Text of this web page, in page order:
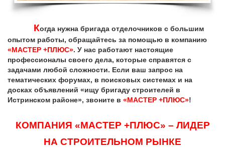
Когда нужна бригада отделочников с большим
опытом работы, обращайтесь за помощью в компанию
«МАСТЕР +ПЛЮС». У нас работают настоящие
профессионалы своего дела, которые справятся с
задачами любой сложности. Если ваш запрос на
тематических форумах, в поисковых системах и на
досках объявлений «ищу бригаду строителей в
Истринском районе», звоните в «МАСТЕР +ПЛЮС»!
КОМПАНИЯ «МАСТЕР +ПЛЮС» – ЛИДЕР
НА СТРОИТЕЛЬНОМ РЫНКЕ